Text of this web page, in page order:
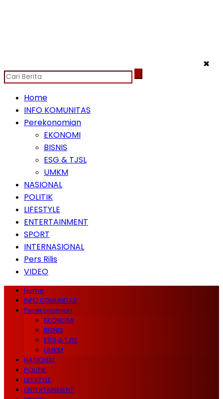
✖
Home
INFO KOMUNITAS
Perekonomian
EKONOMI
BISNIS
ESG & TJSL
UMKM
NASIONAL
POLITIK
LIFESTYLE
ENTERTAINMENT
SPORT
INTERNASIONAL
Pers Rilis
VIDEO
Home
INFO KOMUNITAS
Perekonomian
EKONOMI
BISNIS
ESG & TJSL
UMKM
NASIONAL
POLITIK
LIFESTYLE
ENTERTAINMENT